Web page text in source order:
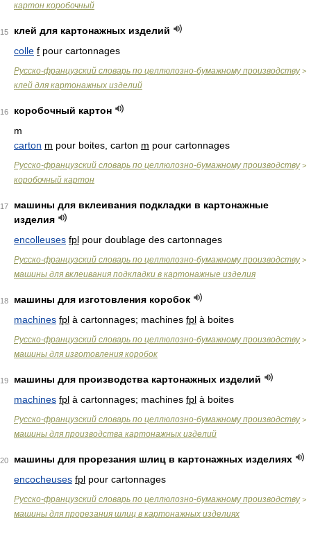
картон коробочный
15
клей для картонажных изделий
colle f pour cartonnages
Русско-французский словарь по целлюлозно-бумажному производству>
клей для картонажных изделий
16
коробочный картон
m
carton m pour boites, carton m pour cartonnages
Русско-французский словарь по целлюлозно-бумажному производству>
коробочный картон
17
машины для вклеивания подкладки в картонажные
изделия
encolleuses fpl pour doublage des cartonnages
Русско-французский словарь по целлюлозно-бумажному производству>
машины для вклеивания подкладки в картонажные изделия
18
машины для изготовления коробок
machines fpl à cartonnages; machines fpl à boites
Русско-французский словарь по целлюлозно-бумажному производству>
машины для изготовления коробок
19
машины для производства картонажных изделий
machines fpl à cartonnages; machines fpl à boites
Русско-французский словарь по целлюлозно-бумажному производству>
машины для производства картонажных изделий
20
машины для прорезания шлиц в картонажных изделиях
encocheuses fpl pour cartonnages
Русско-французский словарь по целлюлозно-бумажному производству>
машины для прорезания шлиц в картонажных изделиях